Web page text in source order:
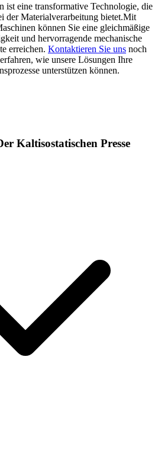
ist eine transformative Technologie, die
der Materialverarbeitung bietet.Mit
können Sie eine gleichmäßige
und hervorragende mechanische
erreichen. Kontaktieren Sie uns noch
wie unsere Lösungen Ihre
unterstützen können.
Kaltisostatischen Presse